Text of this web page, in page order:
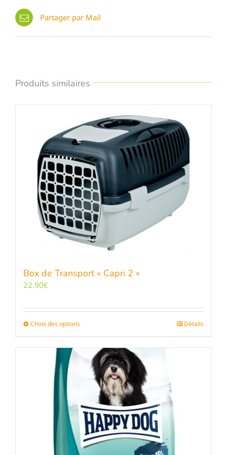
Partager par Mail
Produits similaires
Box de Transport « Capri 2 »
22.90€
Choix des optionsCe
plusieurs
variations.
options
peuvent
être
choisies
sur
Détails